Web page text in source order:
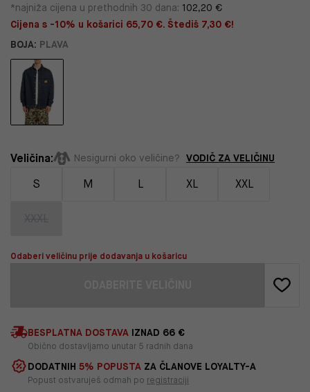
*najniža cijena u prethodnih 30 dana: 102,20 €
Cijena s -10% u košarici 65,70 €. Štediš 7,30 €!
BOJA: PLAVA
Veličina: Nesigurni oko veličine? VODIČ ZA VELIČINU
S M L XL XXL
Odaberi veličinu prije dodavanja u košaricu
BESPLATNA DOSTAVA IZNAD 66 €
Obično dostavljamo unutar 5 radnih dana
DODATNIH 5% POPUSTA ZA ČLANOVE LOYALTY-A
Popust ostvaruješ odmah po registraciji